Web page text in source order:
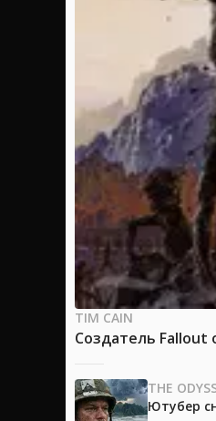
TIM CAIN
Создатель Fallout
THE
Ютубер